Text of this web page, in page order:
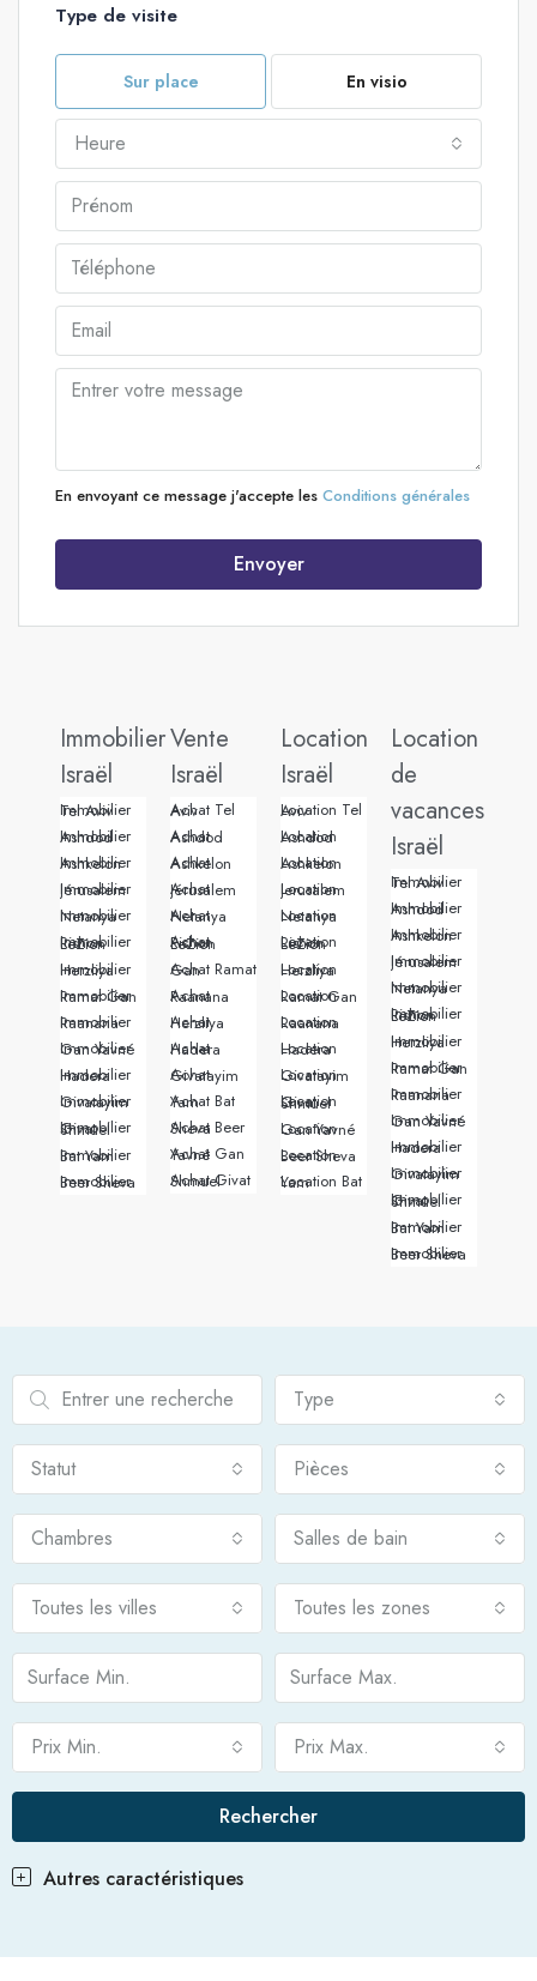
Type de visite
Sur place En visio
Heure
En envoyant ce message j'accepte les Conditions générales
Envoyer
Immobilier
Israël
Immobilier Tel Aviv
Immobilier Ashdod
Immobilier Ashkelon
Immobilier Jérusalem
Immobilier Netanya
Immobilier Rishon LeZion
Immobilier Herzliya
Immobilier Ramat Gan
Immobilier Raanana
Immobilier Gan Yavné
Immobilier Hadera
Immobilier Givatayim
Immobilier Givat Shmuel
Immobilier Bat Yam
Immobilier Beer Sheva
Vente
Israël
Achat Tel Aviv
Achat Ashdod
Achat Ashkelon
Achat Jérusalem
Achat Netanya
Achat Rishon LeZion
Achat Ramat Gan
Achat Raanana
Achat Herzliya
Achat Hadera
Achat Givatayim
Achat Bat Yam
Achat Beer Sheva
Achat Gan Yavné
Achat Givat Shmuel
Location
Israël
Location Tel Aviv
Location Ashdod
Location Ashkelon
Location Jerusalem
Location Netanya
Location Rishon LeZion
Location Herzliya
Location Ramat Gan
Location Raanana
Location Hadera
Location Givatayim
Location Givat Shmuel
Location Gan Yavné
Location Beer Sheva
Location Bat Yam
Location
de
vacances
Israël
Immobilier Tel Aviv
Immobilier Ashdod
Immobilier Ashkelon
Immobilier Jérusalem
Immobilier Netanya
Immobilier Rishon LeZion
Immobilier Herzliya
Immobilier Ramat Gan
Immobilier Raanana
Immobilier Gan Yavné
Immobilier Hadera
Immobilier Givatayim
Immobilier Givat Shmuel
Immobilier Bat Yam
Immobilier Beer Sheva
Type
Statut Pièces
Chambres Salles de bain
Toutes les villes Toutes les zones
Prix Min. Prix Max.
Rechercher
Autres caractéristiques